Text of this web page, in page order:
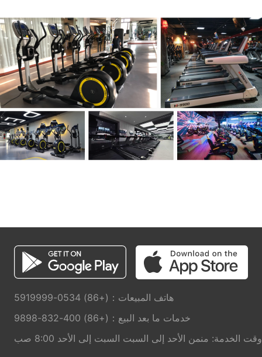
هاتف المبيعات：(+86) 0534-5919999
خدمات ما بعد البيع：(+86) 400-832-9898